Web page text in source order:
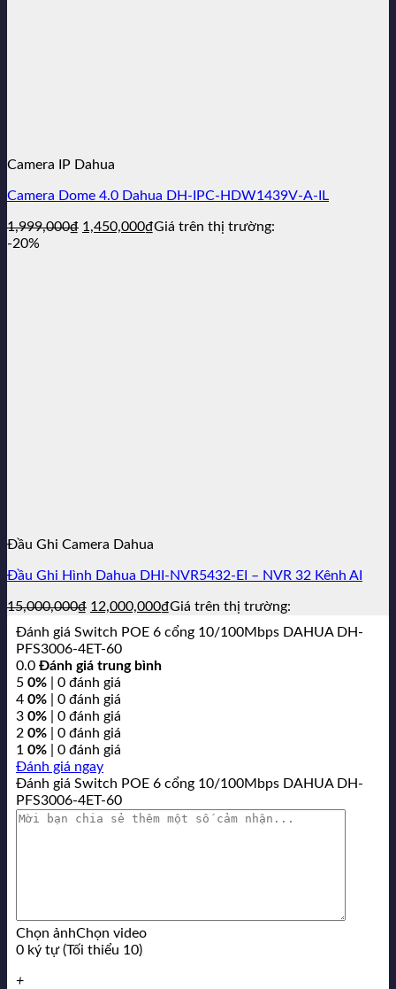
Camera IP Dahua
Camera Dome 4.0 Dahua DH-IPC-HDW1439V-A-IL
1,999,000₫ Giá
1,450,000₫Giá
Giá trên thị trường:
-20%
Đầu Ghi Camera Dahua
Đầu Ghi Hình Dahua DHI-NVR5432-EI – NVR 32 Kênh AI
15,000,000₫ Giá
là:
15,000,000₫.
12,000,000₫Giá
hiện
tại
Giá trên thị trường:
Đánh giá Switch POE 6 cổng 10/100Mbps DAHUA DH-
PFS3006-4ET-60
0.0 Đánh giá trung bình
5 0% | 0 đánh giá
4 0% | 0 đánh giá
3 0% | 0 đánh giá
2 0% | 0 đánh giá
1 0% | 0 đánh giá
Đánh giá ngay
Đánh giá Switch POE 6 cổng 10/100Mbps DAHUA DH-
PFS3006-4ET-60
Chọn ảnhChọn video
0 ký tự (Tối thiểu 10)
+